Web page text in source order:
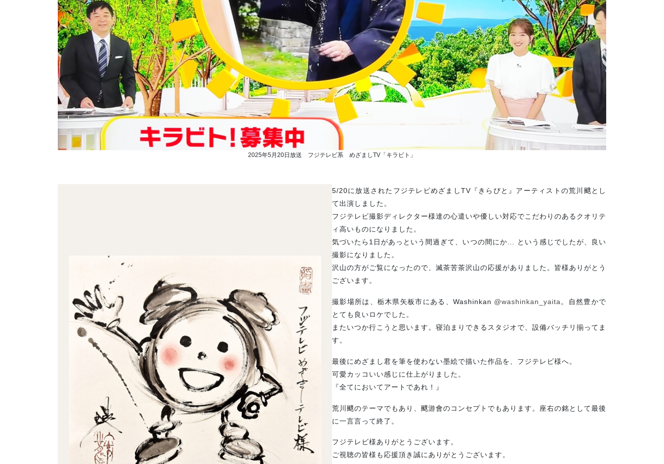
2025年5月20日放送 フジテレビ系 めざましTV「キラビト」
5/20に放送されたフジテレビめざましTV『きらびと』アーティストの荒川颼とし
て出演しました。
フジテレビ撮影ディレクター様達の心遣いや優しい対応でこだわりのあるクオリテ
ィ高いものになりました。
気づいたら1日があっという間過ぎて、いつの間にか… という感じでしたが、良い
撮影になりました。
沢山の方がご覧になったので、滅茶苦茶沢山の応援がありました。皆様ありがとう
ございます。
撮影場所は、栃木県矢板市にある、Washinkan @washinkan_yaita 。自然豊かで
とても良いロケでした。
またいつか行こうと思います。寝泊まりできるスタジオで、設備バッチリ揃ってま
す。
最後にめざまし君を筆を使わない墨絵で描いた作品を、フジテレビ様へ。
可愛カッコいい感じに仕上がりました。
『全てにおいてアートであれ！』
荒川颼のテーマでもあり、颼游會のコンセプトでもあります。座右の銘として最後
に一言言って終了。
フジテレビ様ありがとうございます。
ご視聴の皆様も応援頂き誠にありがとうございます。